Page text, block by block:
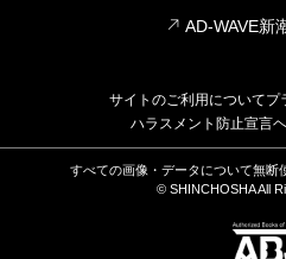
AD-WAVE新
サイトのご利用についてプ
ハラスメント防止宣言
すべての画像・データについて無断
© SHINCHOSHA All